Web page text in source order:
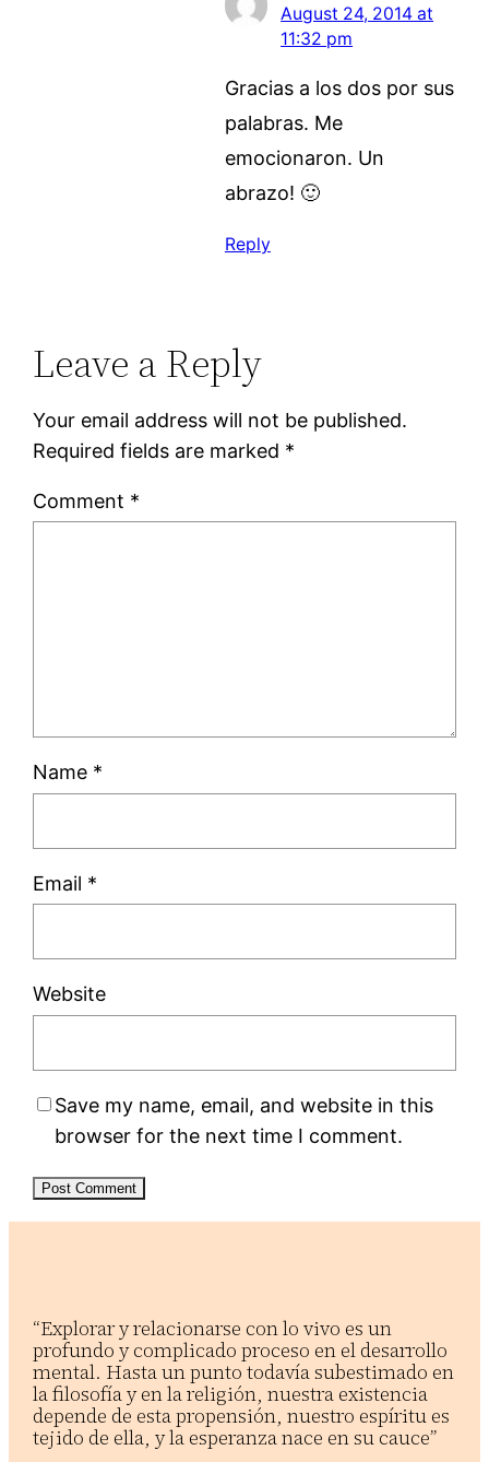
August 24, 2014 at
11:32 pm
Gracias a los dos por sus
palabras. Me
emocionaron. Un
abrazo! 🙂
Reply
Leave a Reply
Your email address will not be published.
Required fields are marked *
Comment *
Name *
Email *
Website
Save my name, email, and website in this
browser for the next time I comment.
“Explorar y relacionarse con lo vivo es un
profundo y complicado proceso en el desarrollo
mental. Hasta un punto todavía subestimado en
la filosofía y en la religión, nuestra existencia
depende de esta propensión, nuestro espíritu es
tejido de ella, y la esperanza nace en su cauce”